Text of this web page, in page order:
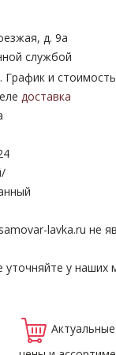
д. 9а
службой
График и
доставка
lavka.ru не
уточняйте у наших
Актуальные